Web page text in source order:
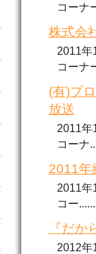
コーナ
株式会
2011年
コーナ
(有)プ
放送
2011年
コーナ
2011
2011年
コー......
『だ
2012年